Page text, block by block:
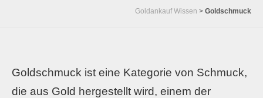
Goldankauf Wissen > Goldschmuck
Goldschmuck ist eine Kategorie von Schmuck,
die aus Gold hergestellt wird, einem der